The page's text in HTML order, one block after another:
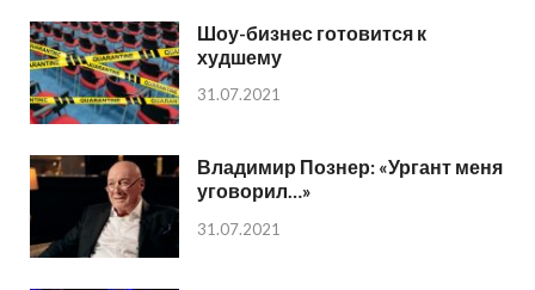
Шоу-бизнес готовится к
худшему
31.07.2021
Владимир Познер: «Ургант меня
уговорил…»
31.07.2021